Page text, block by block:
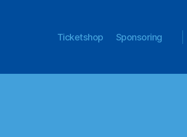
Ticketshop Sponsoring